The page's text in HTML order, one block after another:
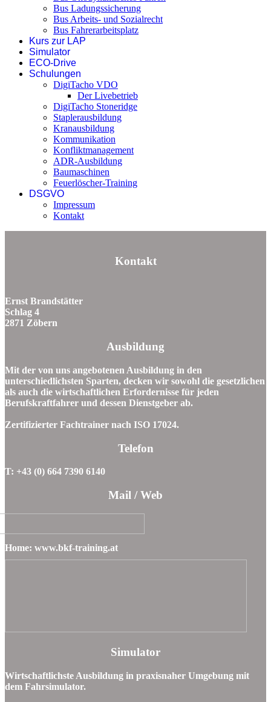
Bus Ladungssicherung
Bus Arbeits- und Sozialrecht
Bus Fahrerarbeitsplatz
Kurs zur LAP
Simulator
ECO-Drive
Schulungen
DigiTacho VDO
Der Livebetrieb
DigiTacho Stoneridge
Staplerausbildung
Kranausbildung
Kommunikation
Konfliktmanagement
ADR-Ausbildung
Baumaschinen
Feuerlöscher-Training
DSGVO
Impressum
Kontakt
Kontakt
Ernst Brandstätter
Schlag 4
2871 Zöbern
Ausbildung
Mit der von uns angebotenen Ausbildung in den
unterschiedlichsten Sparten, decken wir sowohl die gesetzlichen
als auch die wirtschaftlichen Erfordernisse für jeden
Berufskraftfahrer und dessen Dienstgeber ab.
Zertifizierter Fachtrainer nach ISO 17024.
Telefon
T: +43 (0) 664 7390 6140
Mail / Web
Home: www.bkf-training.at
Simulator
Wirtschaftlichste Ausbildung in praxisnaher Umgebung mit
dem Fahrsimulator.